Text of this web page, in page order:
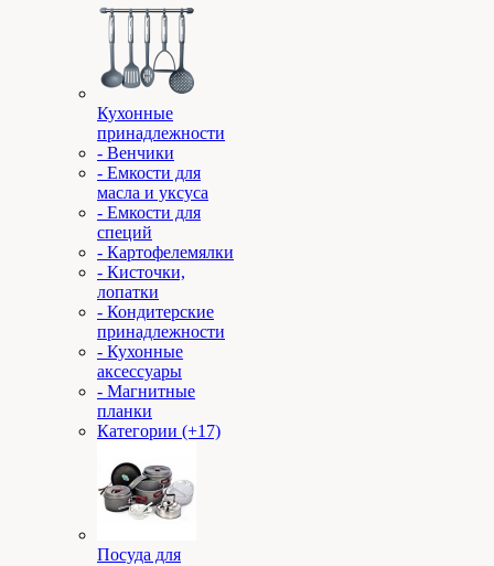
Кухонные
принадлежности
- Венчики
- Емкости для
масла и уксуса
- Емкости для
специй
- Картофелемялки
- Кисточки,
лопатки
- Кондитерские
принадлежности
- Кухонные
аксессуары
- Магнитные
планки
Категории (+17)
Посуда для